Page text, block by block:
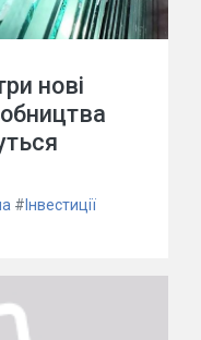
нові
# Інвестиції